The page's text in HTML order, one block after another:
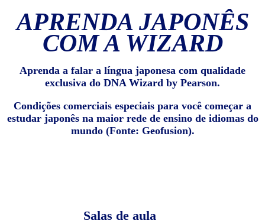
APRENDA JAPONÊS
COM A WIZARD
Aprenda a falar a língua japonesa com qualidade
exclusiva do DNA Wizard by Pearson.
Condições comerciais especiais para você começar a
estudar japonês na maior rede de ensino de idiomas do
mundo (Fonte: Geofusion).
Salas de aula